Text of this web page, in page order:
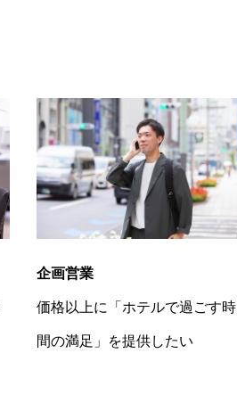
企画営業
価格以上に「ホテルで過ごす時
間の満足」を提供したい